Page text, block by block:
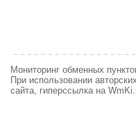
Мониторинг обменных
При использовании
сайта, гиперссылка на